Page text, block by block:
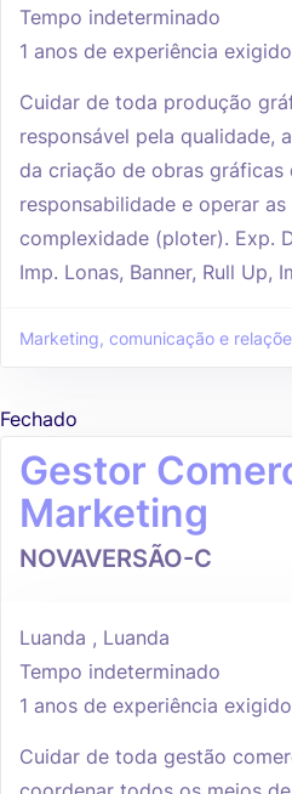
Tempo indeterminado
1 anos de experiência exigido
Cuidar de toda produção
responsável pela qualidade,
da criação de obras gráficas
responsabilidade e operar
complexidade (ploter). Exp.
Imp. Lonas, Banner, Rull Up,
Marketing, comunicação e
Fechado
Gestor
Marketing
NOVAVERSÃO-C
Luanda , Luanda
Tempo indeterminado
1 anos de experiência exigido
Cuidar de toda gestão